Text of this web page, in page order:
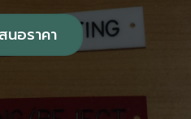
นอราคา